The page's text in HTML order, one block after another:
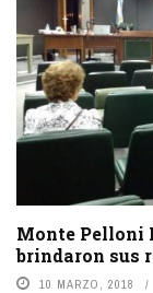
Monte Pelloni
brindaron sus
10 MARZO, 2018